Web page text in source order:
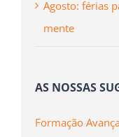
Agosto: férias
mente
AS NOSSAS
Formação